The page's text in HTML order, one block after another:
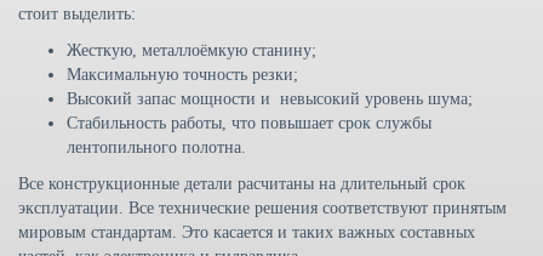
стоит выделить:
Жесткую, металлоёмкую станину;
Максимальную точность резки;
Высокий запас мощности и невысокий уровень шума;
Стабильность работы, что повышает срок службы
лентопильного полотна.
Все конструкционные детали расчитаны на длительный срок
эксплуатации. Все технические решения соответствуют принятым
мировым стандартам. Это касается и таких важных составных